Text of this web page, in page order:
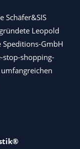
Schäfer&SIS
Leopold
Speditions-GmbH
stop-shopping-